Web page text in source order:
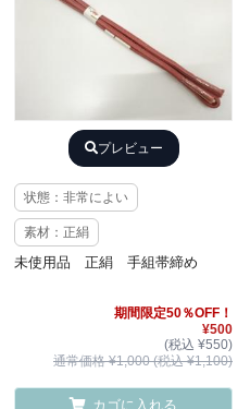
プレビュー
状態：非常によい
素材：正絹
未使用品 正絹 手組帯締め
期間限定50％OFF！
¥500
(税込 ¥550)
通常価格 ¥1,000 (税込 ¥1,100)
カゴに入れる